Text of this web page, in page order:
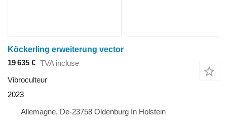
Köckerling erweiterung vector
19 635 € TVA incluse
Vibroculteur
2023
Allemagne, De-23758 Oldenburg In Holstein